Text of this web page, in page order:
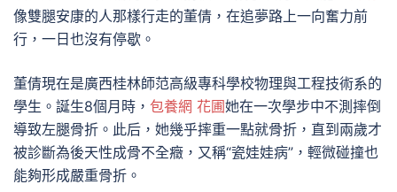
像雙腿安康的人那樣行走的董倩，在追夢路上一向奮力前
行，一日也沒有停歇。
董倩現在是廣西桂林師范高級專科學校物理與工程技術系的
學生。誕生8個月時， 包養網 花圃她在一次學步中不測摔倒
導致左腿骨折。此后，她幾乎摔重一點就骨折，直到兩歲才
被診斷為後天性成骨不全癥，又稱“瓷娃娃病”，輕微碰撞也
能夠形成嚴重骨折。